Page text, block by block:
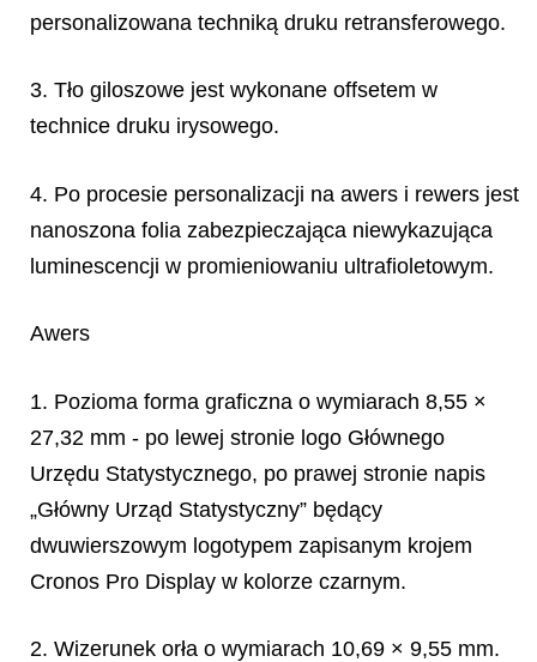
personalizowana techniką druku retransferowego.
3. Tło giloszowe jest wykonane offsetem w
technice druku irysowego.
4. Po procesie personalizacji na awers i rewers jest
nanoszona folia zabezpieczająca niewykazująca
luminescencji w promieniowaniu ultrafioletowym.
Awers
1. Pozioma forma graficzna o wymiarach 8,55 ×
27,32 mm - po lewej stronie logo Głównego
Urzędu Statystycznego, po prawej stronie napis
„Główny Urząd Statystyczny” będący
dwuwierszowym logotypem zapisanym krojem
Cronos Pro Display w kolorze czarnym.
2. Wizerunek orła o wymiarach 10,69 × 9,55 mm.